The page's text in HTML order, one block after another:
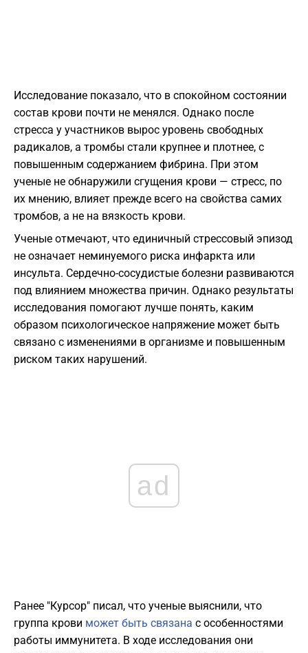
Исследование показало, что в спокойном состоянии
состав крови почти не менялся. Однако после
стресса у участников вырос уровень свободных
радикалов, а тромбы стали крупнее и плотнее, с
повышенным содержанием фибрина. При этом
ученые не обнаружили сгущения крови — стресс, по
их мнению, влияет прежде всего на свойства самих
тромбов, а не на вязкость крови.
Ученые отмечают, что единичный стрессовый эпизод
не означает неминуемого риска инфаркта или
инсульта. Сердечно-сосудистые болезни развиваются
под влиянием множества причин. Однако результаты
исследования помогают лучше понять, каким
образом психологическое напряжение может быть
связано с изменениями в организме и повышенным
риском таких нарушений.
ad
Ранее "Курсор" писал, что ученые выяснили, что
группа крови может быть связана с особенностями
работы иммунитета. В ходе исследования они